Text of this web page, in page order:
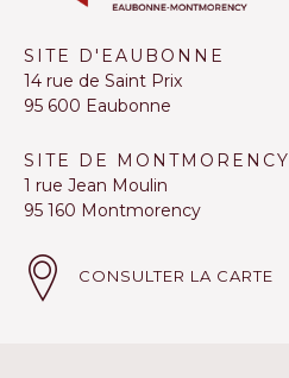
SITE D'EAUBONNE
14 rue de Saint Prix
95 600 Eaubonne
SITE DE MONTMORENCY
1 rue Jean Moulin
95 160 Montmorency
CONSULTER LA CARTE